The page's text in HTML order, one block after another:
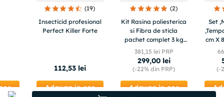
( 19)
Insecticid profesional
112,53 lei
Adauga in cos
( 2)
Kit Rasina poliesterica
si Fibra de sticla
pachet complet 3 kg
pentru reparatii auto,
moto , ambarcatiuni
BIG KIT
381,15 lei PRP
299,00 lei
(- din PRP)
Adauga in cos
Set
(-